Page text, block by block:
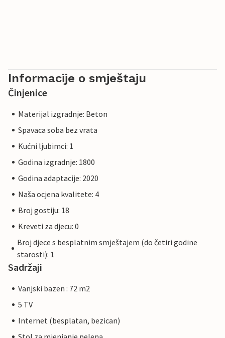
Informacije o smještaju
Činjenice
Materijal izgradnje: Beton
Spavaca soba bez vrata
Kućni ljubimci: 1
Godina izgradnje: 1800
Godina adaptacije: 2020
Naša ocjena kvalitete: 4
Broj gostiju: 18
Kreveti za djecu: 0
Broj djece s besplatnim smještajem (do četiri godine
starosti): 1
Sadržaji
Vanjski bazen : 72 m2
5 TV
Internet (besplatan, bezican)